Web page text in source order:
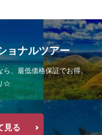
ョナルツアー
ら、最低価格保証でお得、
☆
見る